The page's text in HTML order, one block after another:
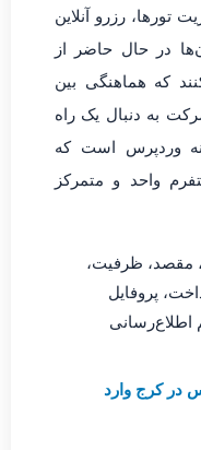
تورها، رزرو آنلاین
در حال حاضر از
که هماهنگی بین
به دنبال یک راه
وردپرس است که
واحد و متمرکز
مقصد، ظرفیت،
پروفایل
اطلاع‌رسانی
در کرج وارد